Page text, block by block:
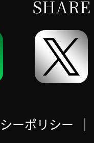
SHARE
ーポリシー ｜